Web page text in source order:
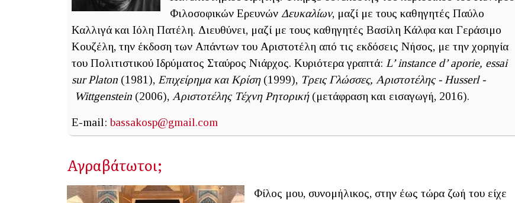
Φιλοσοφικών Ερευνών Δευκαλίων, μαζί με τους καθηγητές Παύλο
Καλλιγά και Ιόλη Πατέλη. Διευθύνει, μαζί με τους καθηγητές Βασίλη Κάλφα και Γεράσιμο
Κουζέλη, την έκδοση των Απάντων του Αριστοτέλη από τις εκδόσεις Νήσος, με την χορηγία
του Πολιτιστικού Ιδρύματος Σταύρος Νιάρχος. Κυριότερα γραπτά: L’ instance d’ aporie, essai
sur Platon (1981), Επιχείρημα και Κρίση(1999), Τρεις Γλώσσες, Αριστοτέλης - Husserl -
Wittgenstein (2006), Αριστοτέλης Τέχνη Ρητορική(μετάφραση και εισαγωγή, 2016).
E-mail:bassakosp@gmail.com
Αγραβάτωτοι;
Φίλος μου, συνομήλικος, στην έως τώρα ζωή του είχε